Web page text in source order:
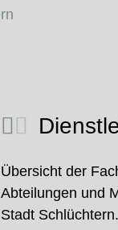
Übersicht der
Abteilungen und
Stadt Schlüchtern.